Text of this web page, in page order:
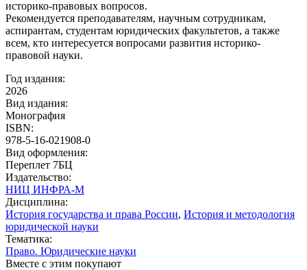
историко-правовых вопросов.
Рекомендуется преподавателям, научным сотрудникам,
аспирантам, студентам юридических факультетов, а также
всем, кто интересуется вопросами развития историко-
правовой науки.
Год издания:
2026
Вид издания:
Монография
ISBN:
978-5-16-021908-0
Вид оформления:
Переплет 7БЦ
Издательство:
НИЦ ИНФРА-М
Дисциплина:
История государства и права России, История и методология
юридической науки
Тематика:
Право. Юридические науки
Вместе с этим покупают